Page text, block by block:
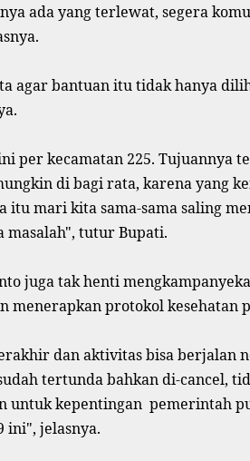
ada yang terlewat, segera
agar bantuan itu tidak hanya
per kecamatan 225. Tujuannya
di bagi rata, karena yang
itu mari kita sama-sama saling
masalah", tutur Bupati.
juga tak henti
menerapkan protokol kesehatan
dan aktivitas bisa berjalan
tertunda bahkan di-cancel,
untuk kepentingan pemerintah
ini", jelasnya.